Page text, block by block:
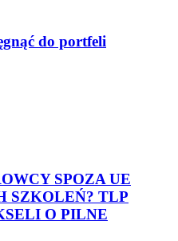
do portfeli
SPOZA UE
SZKOLEŃ? TLP
O PILNE